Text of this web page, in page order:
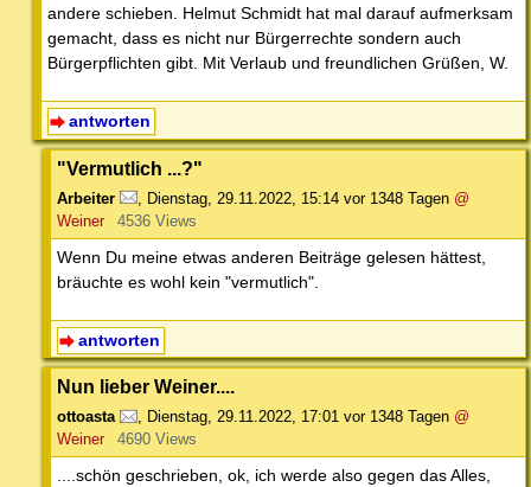
andere schieben. Helmut Schmidt hat mal darauf aufmerksam
gemacht, dass es nicht nur Bürgerrechte sondern auch
Bürgerpflichten gibt. Mit Verlaub und freundlichen Grüßen, W.
antworten
"Vermutlich ...?"
Arbeiter Dienstag, 29.11.2022, 15:14 vor 1348 Tagen @
Weiner
4536 Views
Wenn Du meine etwas anderen Beiträge gelesen hättest,
bräuchte es wohl kein "vermutlich".
antworten
Nun lieber Weiner....
ottoasta , Dienstag, 29.11.2022, 17:01 vor 1348 Tagen @
Weiner
4690 Views
....schön geschrieben, ok, ich werde also gegen das Alles,